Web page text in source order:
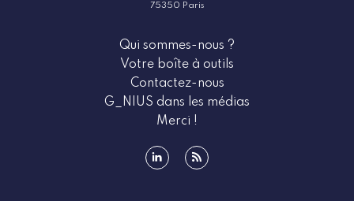
75350 Paris
Qui sommes-nous ?
Votre boîte à outils
Contactez-nous
G_NIUS dans les médias
Merci !